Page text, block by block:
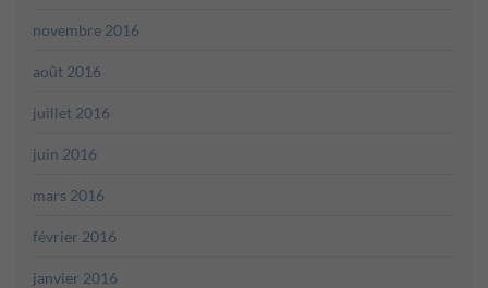
novembre 2016
août 2016
juillet 2016
juin 2016
mars 2016
février 2016
janvier 2016